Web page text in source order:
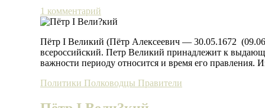
1 комментарий
Пётр I Великий (Пётр Алексеевич — 30.05.1672
всероссийский. Петр Великий принадлежит к
важности периоду относится и время его
Политики Полководцы Правители